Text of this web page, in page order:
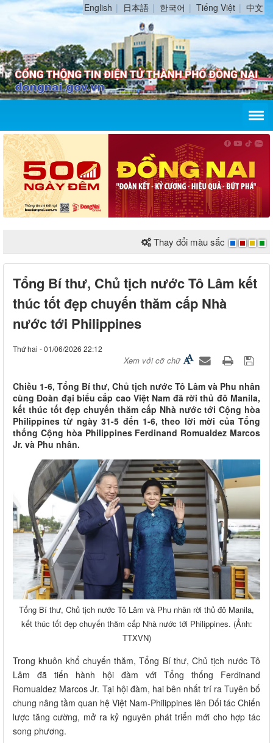
English 日本語 한국어 Tiếng Việt 中文
Thay đổi màu sắc
Tổng Bí thư, Chủ tịch nước Tô Lâm kết
thúc tốt đẹp chuyến thăm cấp Nhà
nước tới Philippines
Thứ hai - 01/06/2026 22:12
Xem với cỡ chữ
Chiều 1-6, Tổng Bí thư, Chủ tịch nước Tô Lâm và Phu nhân
cùng Đoàn đại biểu cấp cao Việt Nam đã rời thủ đô Manila,
kết thúc tốt đẹp chuyến thăm cấp Nhà nước tới Cộng hòa
Philippines từ ngày 31-5 đến 1-6, theo lời mời của Tổng
thống Cộng hòa Philippines Ferdinand Romualdez Marcos
Jr. và Phu nhân.
Tổng Bí thư, Chủ tịch nước Tô Lâm và Phu nhân rời thủ đô Manila,
kết thúc tốt đẹp chuyến thăm cấp Nhà nước tới Philippines. (Ảnh:
TTXVN)
Trong khuôn khổ chuyến thăm, Tổng Bí thư, Chủ tịch nước Tô
Lâm đã tiến hành hội đàm với Tổng thống Ferdinand
Romualdez Marcos Jr. Tại hội đàm, hai bên nhất trí ra Tuyên bố
chung nâng tầm quan hệ Việt Nam-Philippines lên Đối tác Chiến
lược tăng cường, mở ra kỷ nguyên phát triển mới cho hợp tác
song phương.